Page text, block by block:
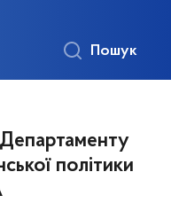
Пошук
Департаменту
політики